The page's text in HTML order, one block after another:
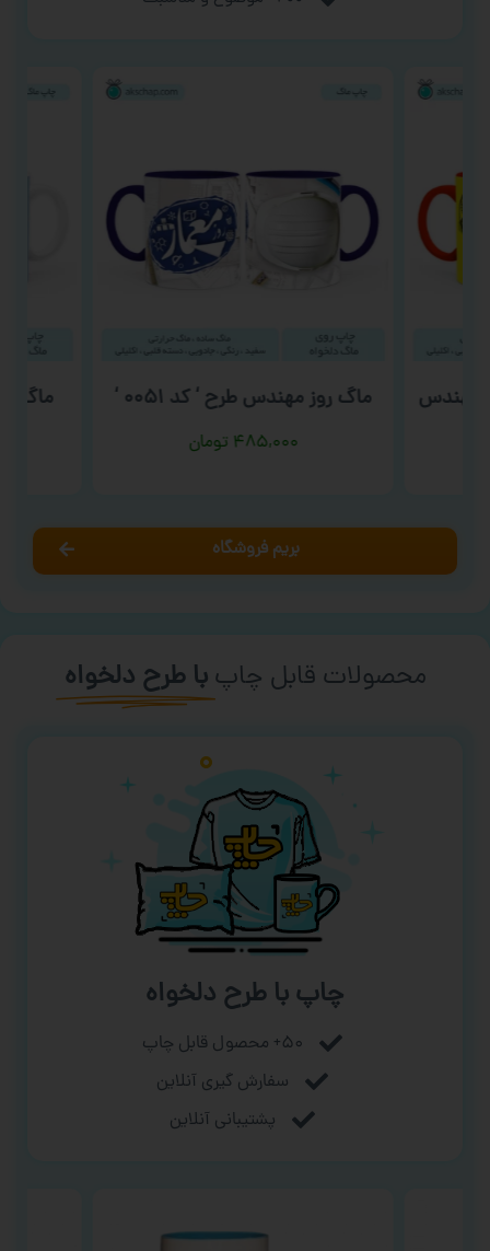
مهندس
ماگ روز مهندس طرح ‘ کد ۰۰۵۱ ‘
۴۸۵,۰۰۰ تومان
ماگ
بریم فروشگاه
محصولات قابل چاپ با طرح دلخواه
چاپ با طرح دلخواه
۵۰+ محصول قابل چاپ
سفارش گیری آنلاین
پشتیبانی آنلاین